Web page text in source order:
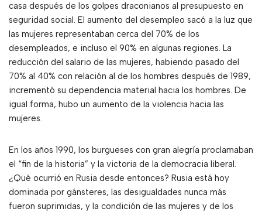
casa después de los golpes draconianos al presupuesto en
seguridad social. El aumento del desempleo sacó a la luz que
las mujeres representaban cerca del 70% de los
desempleados, e incluso el 90% en algunas regiones. La
reducción del salario de las mujeres, habiendo pasado del
70% al 40% con relación al de los hombres después de 1989,
incrementó su dependencia material hacia los hombres. De
igual forma, hubo un aumento de la violencia hacia las
mujeres.
En los años 1990, los burgueses con gran alegría proclamaban
el “fin de la historia” y la victoria de la democracia liberal.
¿Qué ocurrió en Rusia desde entonces? Rusia está hoy
dominada por gánsteres, las desigualdades nunca más
fueron suprimidas, y la condición de las mujeres y de los